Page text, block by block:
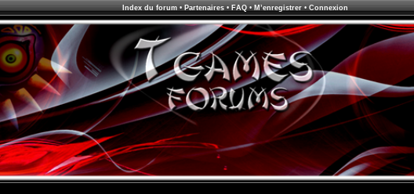
Index du forum• Partenaires• FAQ• M’enregistrer• Connexion